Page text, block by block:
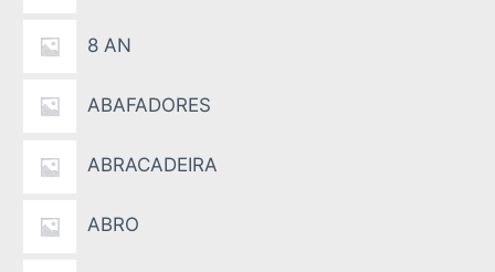
8 AN
ABAFADORES
ABRACADEIRA
ABRO